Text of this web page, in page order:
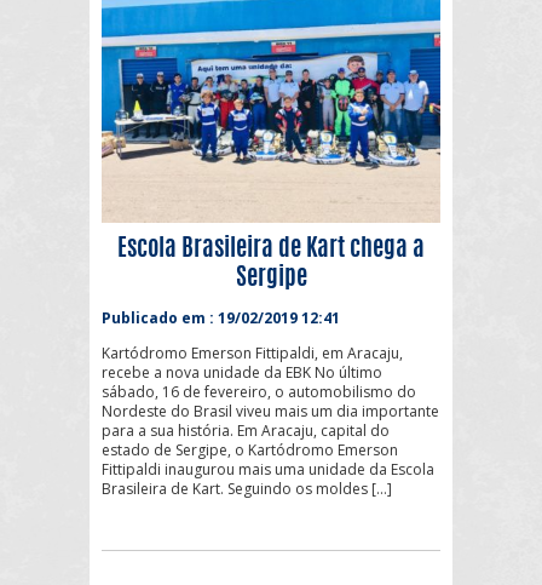
Escola Brasileira de Kart chega a
Sergipe
Publicado em : 19/02/2019 12:41
Kartódromo Emerson Fittipaldi, em Aracaju,
recebe a nova unidade da EBK No último
sábado, 16 de fevereiro, o automobilismo do
Nordeste do Brasil viveu mais um dia importante
para a sua história. Em Aracaju, capital do
estado de Sergipe, o Kartódromo Emerson
Fittipaldi inaugurou mais uma unidade da Escola
Brasileira de Kart. Seguindo os moldes […]